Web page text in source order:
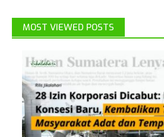
MOST VIEWED POSTS